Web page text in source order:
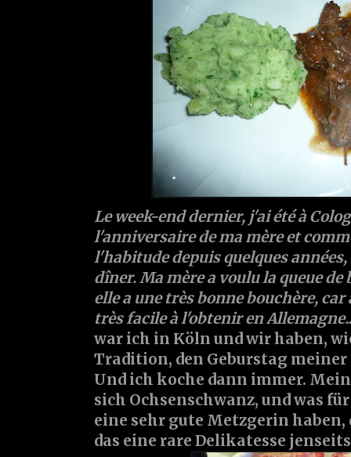
Le week-end dernier, j'ai été à
l'anniversaire de ma mère et
l'habitude depuis quelques
dîner. Ma mère a voulu la queue
elle a une très bonne bouchère,
très facile à l'obtenir en
war ich in Köln und wir haben,
Tradition, den Geburstag
Und ich koche dann immer.
sich Ochsenschwanz, und was
eine sehr gute Metzgerin
das eine rare Delikatesse jenseits